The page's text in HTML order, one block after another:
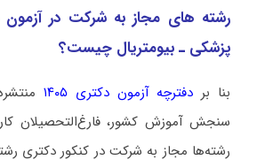
رشته­ های مجاز به شرکت در
پزشکی ـ بیومتریال چیست؟
بنا بر دفترچه آزمون دکتری ۱۴۰۵
سنجش آموزش کشور، فارغ‌التحصیلان
رشته‌ها مجاز به شرکت در کنکور دکتری